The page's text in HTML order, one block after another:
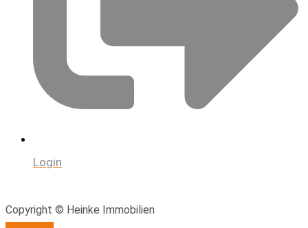
Login
Copyright © Heinke Immobilien